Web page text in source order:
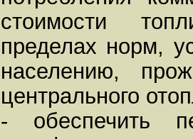
стоимости
пределах норм,
населению,
центрального
- обеспечить